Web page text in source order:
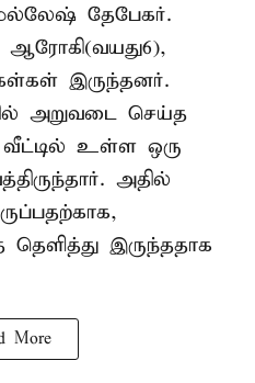
தேபேகர்.
ஆரோகி(வயது6),
இருந்தனர்.
அறுவடை செய்த
உள்ள ஒரு
அதில்
தெளித்து இருந்ததாக
More